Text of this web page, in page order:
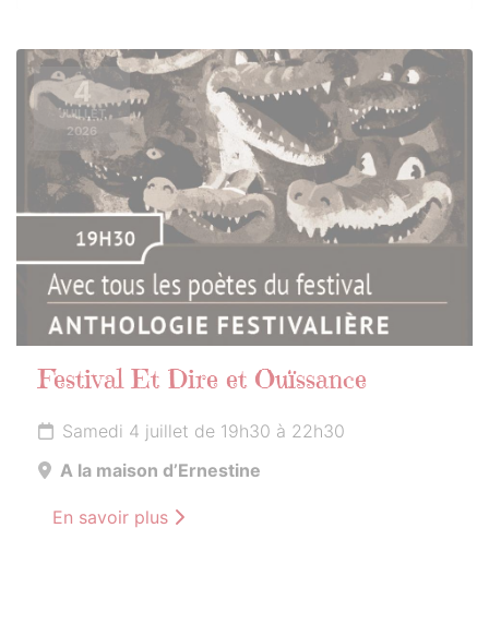
4
JUILLET
2026
Festival Et Dire et Ouïssance
Samedi 4 juillet de 19h30 à 22h30
A la maison d’Ernestine
En savoir plus